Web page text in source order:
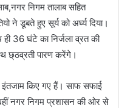
निगम तालाब सहित
ने डूबते हुए सूर्य को अर्घ्य दिया।
ही 36 घंटे का निर्जला व्रत की
छ्ठव्रती पारण करेंगे।
किए गए हैं। साफ सफाई
नगर निगम प्रशासन की ओर से